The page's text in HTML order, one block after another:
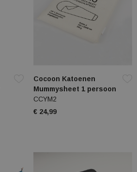
Cocoon Katoenen
Mummysheet 1 persoon
CCYM2
€ 24,99